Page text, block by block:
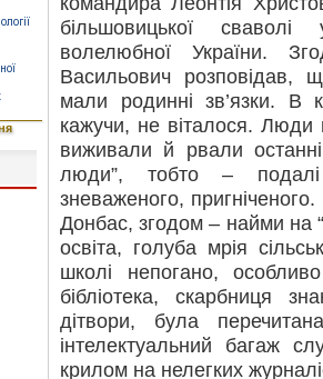
більшовицької
волелюбної України.
Васильович розповідав,
мали родинні зв’язки. В
кажучи, не віталося. Люди
виживали й рвали
люди”, тобто – подалі
зневаженого,
Донбас, згодом – найми на
освіта, голуба мрія
школі непогано,
бібліотека, скарбниця
дітвори, була
інтелектуальний багаж
крилом на нелегких